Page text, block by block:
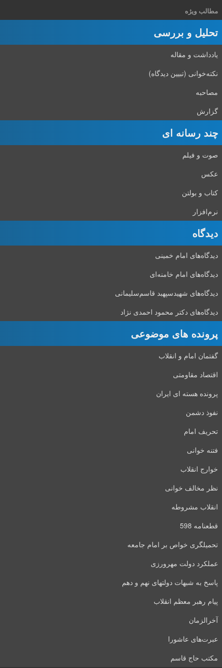
مطالب ویژه
تحلیل و بررسی
یادداشت و مقاله
نکته‌خوانی (تبیین دیدگاه)
مصاحبه
گزارش
چند رسانه ای
صوت و فیلم
عکس
کتاب و بولتن
نرم‌افزار
دیدگاه‌
دیدگاه‌های امام خمینی
دیدگاه‌های امام خامنه‌ای
دیدگاه‌های شهید‌سپهبد قاسم‌سلیمانی
دیدگاه‌های دکتر محمود احمدی نژاد
پرونده های موضوعی
گفتمان امام و انقلاب
اقتصاد مقاومتی
پرونده هسته ای ایران
نفوذ دشمن
تحریف امام
فتنه خوانی
خوارج انقلاب
نظر مخالف خوانی
انقلاب مشروطه
قطعنامه 598
تحمیلگری خواص بر امام جامعه
عملکرد دولت مهرورزی
پاسخ به شبهات دولتهای نهم و دهم
پیام رهبر معظم انقلاب
آخرالزمان
عبرت‌های عاشورا
مکتب حاج قاسم